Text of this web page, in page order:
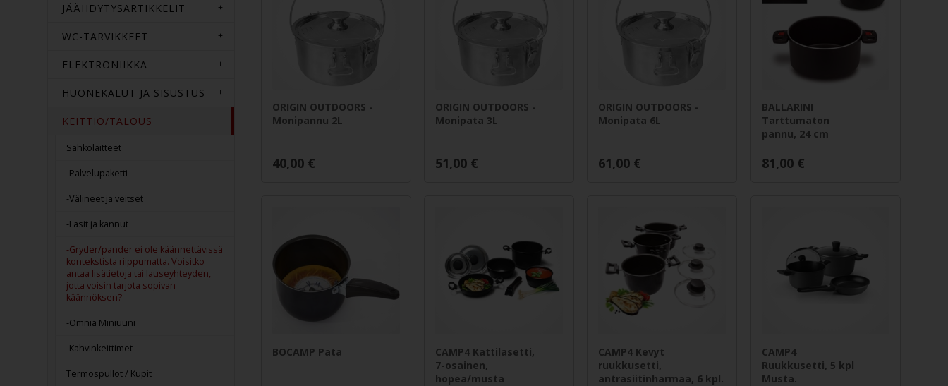
JÄÄHDYTYSARTIKKELIT
WC-TARVIKKEET
ELEKTRONIIKKA
HUONEKALUT JA SISUSTUS
KEITTIÖ/TALOUS
Sähkölaitteet
-Palvelupaketti
-Välineet ja veitset
-Lasit ja kannut
-Gryder/pander ei ole käännettävissä
kontekstista riippumatta. Voisitko
antaa lisätietoja tai lauseyhteyden,
jotta voisin tarjota sopivan
käännöksen?
-Omnia Miniuuni
-Kahvinkeittimet
Termospullot / Kupit
ORIGIN OUTDOORS -
Monipannu 2L
40,00 €
ORIGIN OUTDOORS -
Monipata 3L
51,00 €
ORIGIN OUTDOORS -
Monipata 6L
61,00 €
BALLARINI
Tarttumaton
pannu, 24 cm
81,00 €
BOCAMP Pata
CAMP4 Kattilasetti,
7-osainen,
hopea/musta
CAMP4 Kevyt
ruukkusetti,
antrasiitinharmaa, 6 kpl.
CAMP4
Ruukkusetti, 5 kpl
Musta.